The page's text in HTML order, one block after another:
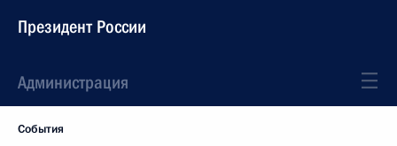
Президент России
Администрация
События